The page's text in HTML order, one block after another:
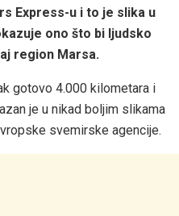
Express-u i to je slika u
ono što bi ljudsko
region Marsa.
gotovo 4.000 kilometara i
je u nikad boljim slikama
svemirske agencije.